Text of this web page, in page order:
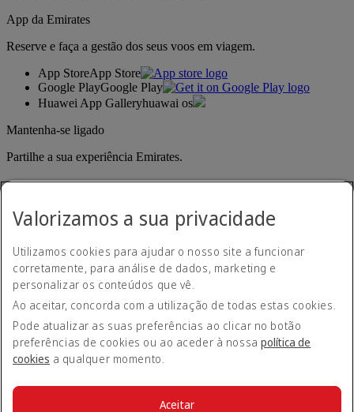
App da Emirates
Reserve e faça a gestão dos seus voos em viagem.
App StoreApp Store
Google PlayGoogle Play
Huawei App Galleryhuawai os
Mantenha-se ligado
Partilhe a sua experiência Emirates.
Declaração de acessibilidade
Contacte-nos
Política de privacidade
Termos e condições
Política de cookies
Cibersegurança
Valorizamos a sua privacidade
Utilizamos cookies para ajudar o nosso site a funcionar
corretamente, para análise de dados, marketing e
personalizar os conteúdos que vê.
Ao aceitar, concorda com a utilização de todas estas cookies.
Pode atualizar as suas preferências ao clicar no botão
preferências de cookies ou ao aceder à nossapolítica de
cookies a qualquer momento.
Aceitar